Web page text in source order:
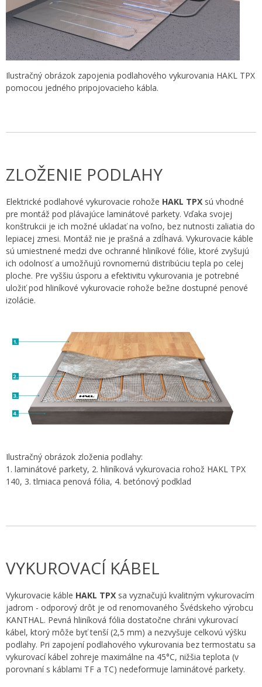
Ilustračný obrázok zapojenia podlahového vykurovania HAKL TPX
pomocou jedného pripojovacieho kábla.
ZLOŽENIE PODLAHY
Elektrické podlahové vykurovacie rohože HAKL TPX sú vhodné
pre montáž pod plávajúce laminátové parkety. Vďaka svojej
konštrukcii je ich možné ukladať na voľno, bez nutnosti zaliatia do
lepiacej zmesi. Montáž nie je prašná a zdĺhavá. Vykurovacie káble
sú umiestnené medzi dve ochranné hliníkové fólie, ktoré zvyšujú
ich odolnosť a umožňujú rovnomernú distribúciu tepla po celej
ploche. Pre vyššiu úsporu a efektivitu vykurovania je potrebné
uložiť pod hliníkové vykurovacie rohože bežne dostupné penové
izolácie.
Ilustračný obrázok zloženia podlahy:
1. laminátové parkety, 2. hliníková vykurovacia rohož HAKL TPX
140, 3. tlmiaca penová fólia, 4. betónový podklad
VYKUROVACÍ KÁBEL
Vykurovacie káble HAKL TPX sa vyznačujú kvalitným vykurovacím
jadrom - odporový drôt je od renomovaného Švédskeho výrobcu
KANTHAL. Pevná hliníková fólia dostatočne chráni vykurovací
kábel, ktorý môže byť tenší (2,5 mm) a nezvyšuje celkovú výšku
podlahy. Pri zapojení podlahového vykurovania bez termostatu sa
vykurovací kábel zohreje maximálne na 45°C, nižšia teplota (v
porovnaní s káblami TF a TC) nedeformuje laminátové parkety.